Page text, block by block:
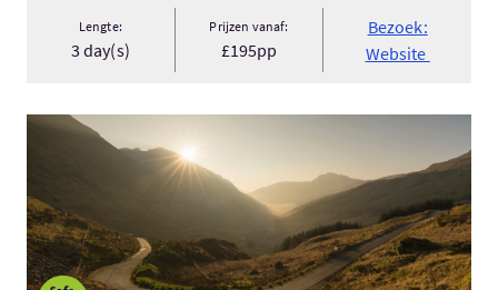
Lengte:
3 day(s)
Prijzen vanaf:
£195pp
Bezoek:
Website
Bezoek:HIGHLAND JOURNEY: Edinburgh to Inverness